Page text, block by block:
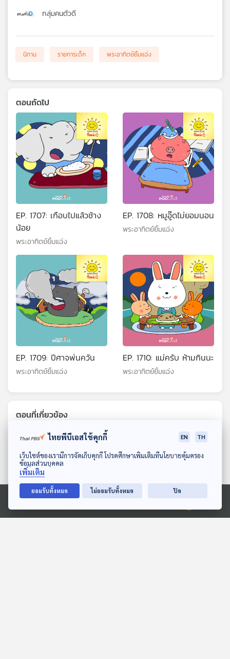
ดาวน์โหลด Thai PBS Podcast Application
Ⓒ 2020 องค์การกระจายเสียงและแพร่ภาพสาธารณะแห่งประเทศไทย
กลุ่มคนตัวดี
นิทาน รายการเด็ก พระอาทิตย์ยิ้มแฉ่ง
ตอนถัดไป
EP. 1707: เกือบไปแล้วช้าง
น้อย
พระอาทิตย์ยิ้มแฉ่ง
EP. 1708: หมูอู๊ดไม่ยอมนอน
พระอาทิตย์ยิ้มแฉ่ง
EP. 1709: ปีศาจพ่นควัน
พระอาทิตย์ยิ้มแฉ่ง
EP. 1710: แม่ครับ ห้ามกินนะ
พระอาทิตย์ยิ้มแฉ่ง
ตอนที่เกี่ยวข้อง
ไทยพีบีเอสใช้คุกกี้ EN TH
เว็บไซต์ของเรามีการจัดเก็บคุกกี้ โปรดศึกษาเพิ่มเติมที่นโยบายคุ้มครอง
ข้อมูลส่วนบุคคล
เพิ่มเติม
ยอมรับทั้งหมด ไม่ยอมรับทั้งหมด ปิด